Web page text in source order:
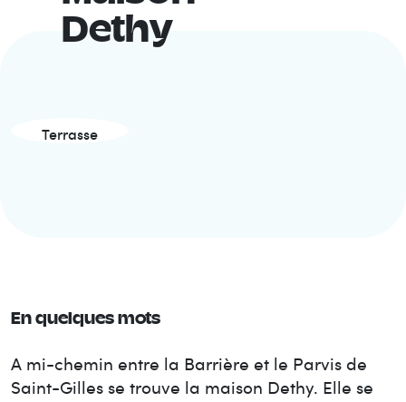
Dethy
Terrasse
En quelques mots
A mi-chemin entre la Barrière et le Parvis de
Saint-Gilles se trouve la maison Dethy. Elle se